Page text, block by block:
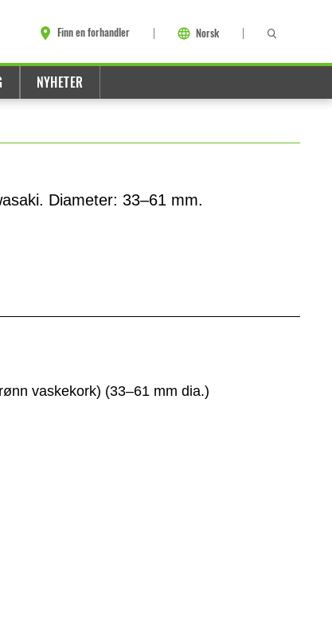
Finn en forhandler Norsk
NYHETER
Diameter: 33–61 mm.
vaskekork) (33–61 mm dia.)